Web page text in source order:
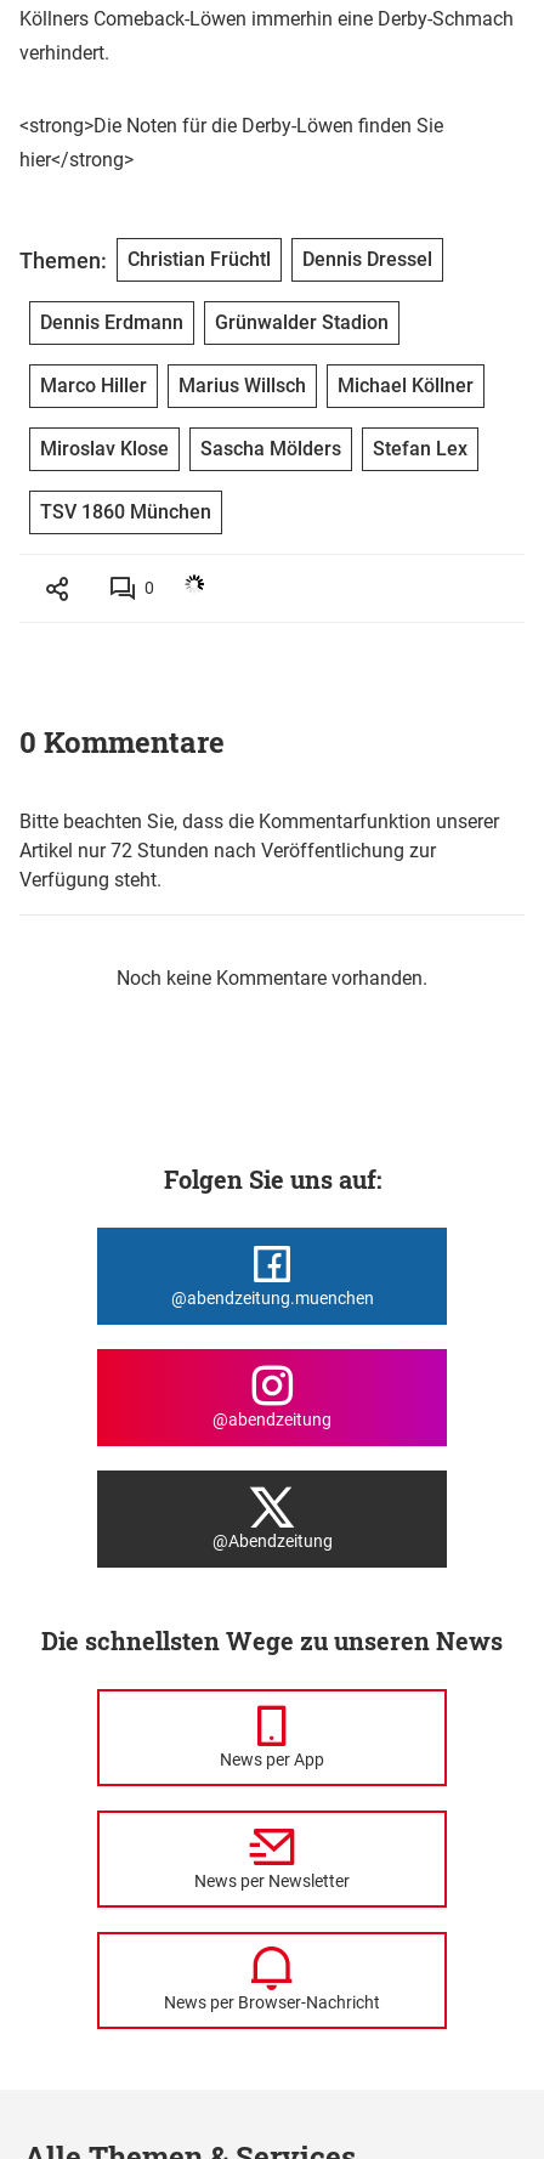
Köllners Comeback-Löwen immerhin eine Derby-Schmach
verhindert.
<strong>Die Noten für die Derby-Löwen finden Sie
hier</strong>
Themen: Christian Früchtl Dennis Dressel
Dennis Erdmann Grünwalder Stadion
Marco Hiller Marius Willsch Michael Köllner
Miroslav Klose Sascha Mölders Stefan Lex
TSV 1860 München
0
0 Kommentare
Bitte beachten Sie, dass die Kommentarfunktion unserer
Artikel nur 72 Stunden nach Veröffentlichung zur
Verfügung steht.
Noch keine Kommentare vorhanden.
Folgen Sie uns auf:
@abendzeitung.muenchen
@abendzeitung
@Abendzeitung
Die schnellsten Wege zu unseren News
News per App
News per Newsletter
News per Browser-Nachricht